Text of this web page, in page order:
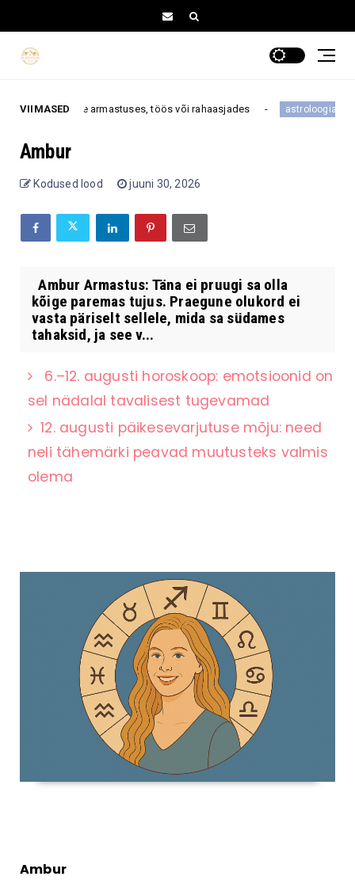
VIIMASED
pöörde armastuses, töös või rahaasjades astroloogia
Ambur
Kodused lood juuni 30, 2026
Ambur Armastus: Täna ei pruugi sa olla
kõige paremas tujus. Praegune olukord ei
vasta päriselt sellele, mida sa südames
tahaksid, ja see v...
6.–12. augusti horoskoop: emotsioonid on
sel nädalal tavalisest tugevamad
12. augusti päikesevarjutuse mõju: need
neli tähemärki peavad muutusteks valmis
olema
Ambur